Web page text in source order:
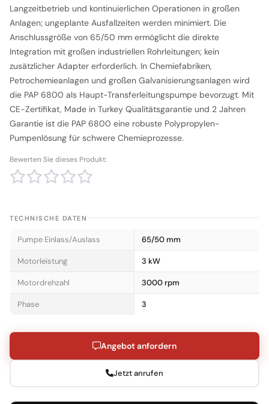
Langzeitbetrieb und kontinuierlichen Operationen in großen
Anlagen; ungeplante Ausfallzeiten werden minimiert. Die
Anschlussgröße von 65/50 mm ermöglicht die direkte
Integration mit großen industriellen Rohrleitungen; kein
zusätzlicher Adapter erforderlich. In Chemiefabriken,
Petrochemieanlagen und großen Galvanisierungsanlagen wird
die PAP 6800 als Haupt-Transferleitungspumpe bevorzugt. Mit
CE-Zertifikat, Made in Turkey Qualitätsgarantie und 2 Jahren
Garantie ist die PAP 6800 eine robuste Polypropylen-
Pumpenlösung für schwere Chemieprozesse.
Bewerten Sie dieses Produkt:
TECHNISCHE DATEN
Pumpe Einlass/Auslass 65/50 mm
Motorleistung 3 kW
Motordrehzahl 3000 rpm
Phase 3
Angebot anfordern
Jetzt anrufen